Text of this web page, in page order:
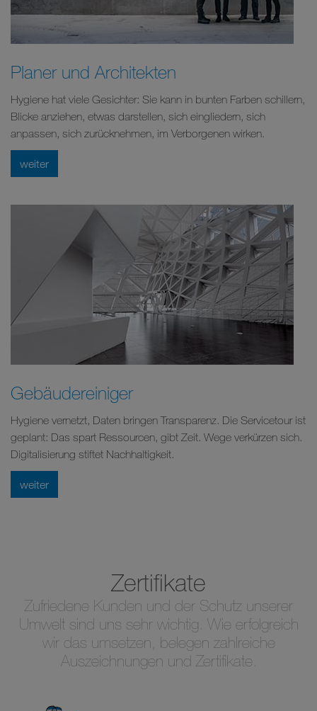
Planer und Architekten
Hygiene hat viele Gesichter: Sie kann in bunten Farben schillern,
Blicke anziehen, etwas darstellen, sich eingliedern, sich
anpassen, sich zurücknehmen, im Verborgenen wirken.
weiter
Gebäudereiniger
Hygiene vernetzt, Daten bringen Transparenz. Die Servicetour ist
geplant: Das spart Ressourcen, gibt Zeit. Wege verkürzen sich.
Digitalisierung stiftet Nachhaltigkeit.
weiter
Zertifikate
Zufriedene Kunden und der Schutz unserer
Umwelt sind uns sehr wichtig. Wie erfolgreich
wir das umsetzen, belegen zahlreiche
Auszeichnungen und Zertifikate.